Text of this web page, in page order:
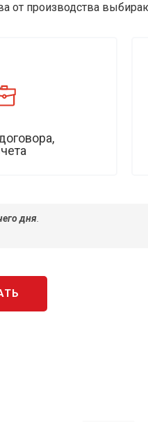
от производства
дня